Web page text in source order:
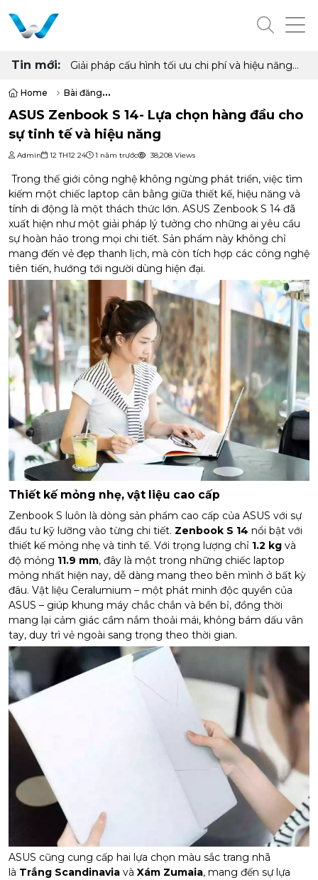
Tin mới:
Giải pháp cấu hình tối ưu chi phí và hiệu năng
5700G, 5700X và Radeon RX 6500XT, 7600
Home
Bài đăng
ASUS Zenbook S 14- Lựa chọn hàng đầu cho sự tinh tế và hiệu năng
ASUS Zenbook S 14- Lựa chọn hàng đầu cho
sự tinh tế và hiệu năng
Admin 12 TH12 24 1 năm trước 38,208 Views
Trong thế giới công nghệ không ngừng phát triển, việc tìm
kiếm một chiếc laptop cân bằng giữa thiết kế, hiệu năng và
tính di động là một thách thức lớn. ASUS Zenbook S 14 đã
xuất hiện như một giải pháp lý tưởng cho những ai yêu cầu
sự hoàn hảo trong mọi chi tiết. Sản phẩm này không chỉ
mang đến vẻ đẹp thanh lịch, mà còn tích hợp các công nghệ
tiên tiến, hướng tới người dùng hiện đại.
Thiết kế mỏng nhẹ, vật liệu cao cấp
Zenbook S luôn là dòng sản phẩm cao cấp của ASUS với sự
đầu tư kỹ lưỡng vào từng chi tiết. Zenbook S 14 nổi bật với
thiết kế mỏng nhẹ và tinh tế. Với trọng lượng chỉ 1.2 kg và
độ mỏng 11.9 mm, đây là một trong những chiếc laptop
mỏng nhất hiện nay, dễ dàng mang theo bên mình ở bất kỳ
đâu. Vật liệu Ceralumium – một phát minh độc quyền của
ASUS – giúp khung máy chắc chắn và bền bỉ, đồng thời
mang lại cảm giác cầm nắm thoải mái, không bám dấu vân
tay, duy trì vẻ ngoài sang trọng theo thời gian.
ASUS cũng cung cấp hai lựa chọn màu sắc trang nhã
là Trắng Scandinavia và Xám Zumaia, mang đến sự lựa